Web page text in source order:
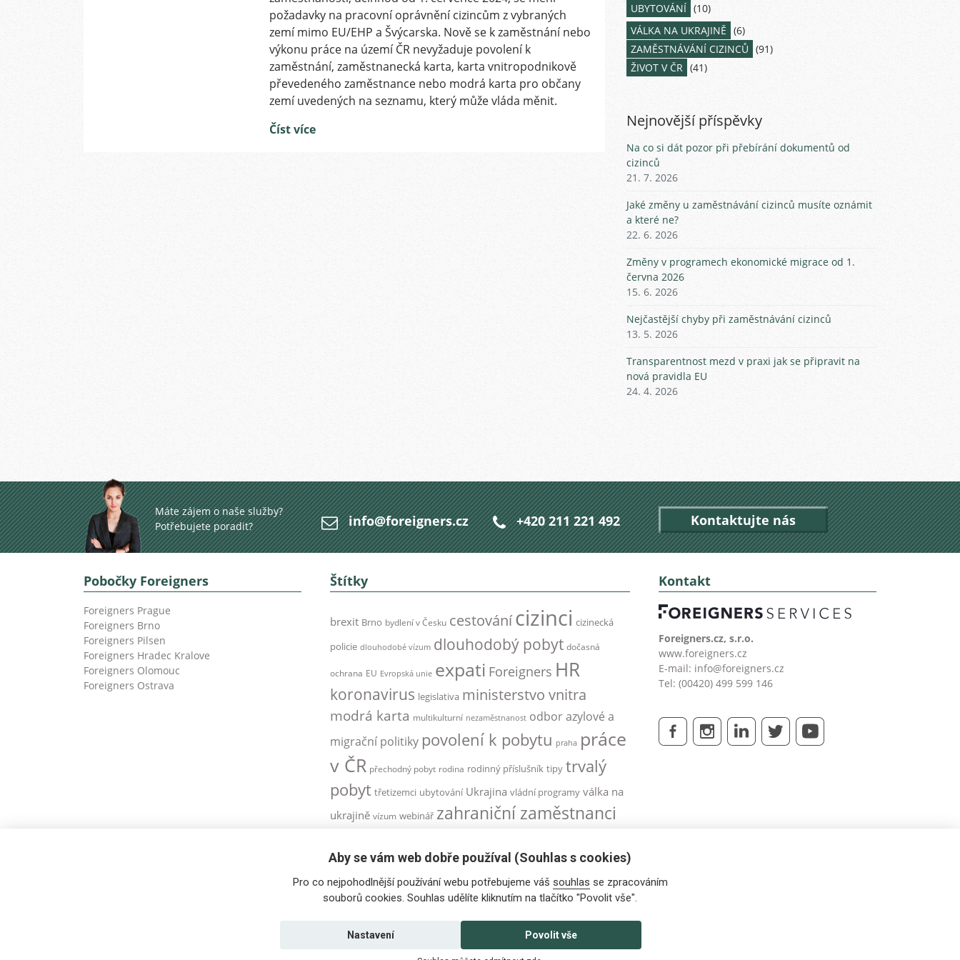
v
zaměstnávání
cizinců
od
1.7.2024?
Volný
vstup
požadavky na pracovní oprávnění cizincům z vybraných
zemí mimo EU/EHP a Švýcarska. Nově se k zaměstnání nebo
výkonu práce na území ČR nevyžaduje povolení k
zaměstnání, zaměstnanecká karta, karta vnitropodnikově
převedeného zaměstnance nebo modrá karta pro občany
zemí uvedených na seznamu, který může vláda měnit.
Číst více
UBYTOVÁNÍ (10)
VÁLKA NA UKRAJINĚ (6)
ZAMĚSTNÁVÁNÍ CIZINCŮ (91)
ŽIVOT V ČR (41)
Nejnovější příspěvky
Na co si dát pozor při přebírání dokumentů od
cizinců
21. 7. 2026
Jaké změny u zaměstnávání cizinců musíte oznámit
a které ne?
22. 6. 2026
Změny v programech ekonomické migrace od 1.
června 2026
15. 6. 2026
Nejčastější chyby při zaměstnávání cizinců
13. 5. 2026
Transparentnost mezd v praxi jak se připravit na
nová pravidla EU
24. 4. 2026
Máte zájem o naše služby?
Potřebujete poradit?
info@foreigners.cz +420 211 221 492 Kontaktujte nás
Pobočky Foreigners
Foreigners Prague
Foreigners Brno
Foreigners Pilsen
Foreigners Hradec Kralove
Foreigners Olomouc
Foreigners Ostrava
Štítky
brexit Brno bydlení v Česku cestovánícizinci cizinecká
policie dlouhodobé vízum dlouhodobý pobyt dočasná
ochrana EU Evropská unie expati Foreigners HR
koronavirus legislativa ministerstvo vnitra
modrá karta multikulturní nezaměstnanost odbor azylové a
migrační politiky povolení k pobytu praha práce
v ČR přechodný pobyt rodina rodinný příslušník tipy trvalý
pobyt třetizemci ubytování Ukrajina vládní programy válka na
ukrajině vízum webinář zahraniční zaměstnanci
zaměstnancizaměstnanecká karta
zaměstnávání cizinců zdravotní pojištění
Česká republika žádost o vízum
Kontakt
Foreigners.cz, s.r.o.
www.foreigners.cz
E-mail: info@foreigners.cz
Tel: (00420) 499 599 146
Aby se vám web dobře používal (Souhlas s cookies)
Pro co nejpohodlnější používání webu potřebujeme váš souhlas se zpracováním
souborů cookies. Souhlas udělíte kliknutím na tlačítko "Povolit vše".
Povolit vše
Nastavení